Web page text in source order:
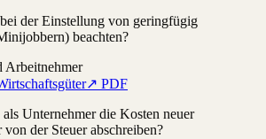
der Einstellung von geringfügig
beachten?
Arbeitnehmer
↗ PDF
Unternehmer die Kosten neuer
der Steuer abschreiben?